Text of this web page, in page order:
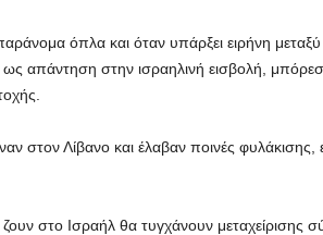
όπλα και όταν υπάρξει ειρήνη
απάντηση στην ισραηλινή εισβολή,
στον Λίβανο και έλαβαν ποινές
ζουν στο Ισραήλ θα τυγχάνουν